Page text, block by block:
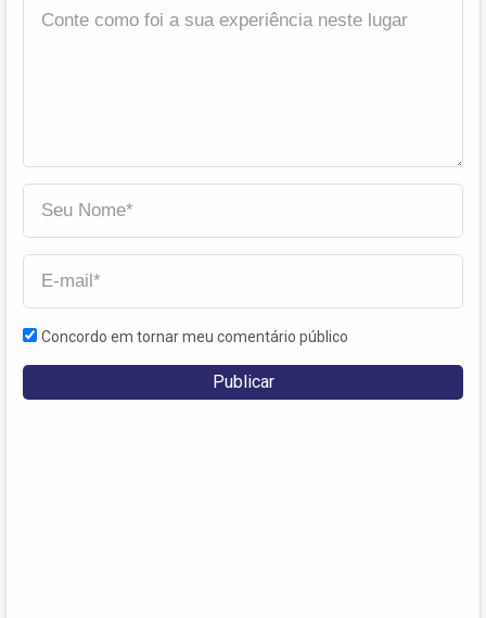
Concordo em tornar meu comentário público